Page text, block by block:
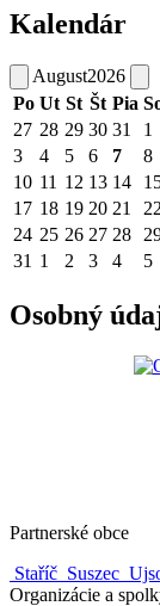
Kalendár
August2026
Po Ut St Št Pia
27 28 29 30 31 1
3
4 5 6 7 8
10 11 12 13 14
17 18 19 20 21 22
24 25 26 27 28
31 1 2 3 4 5
Osobný
Partnerské obce
Staříč Suszec
Organizácie a